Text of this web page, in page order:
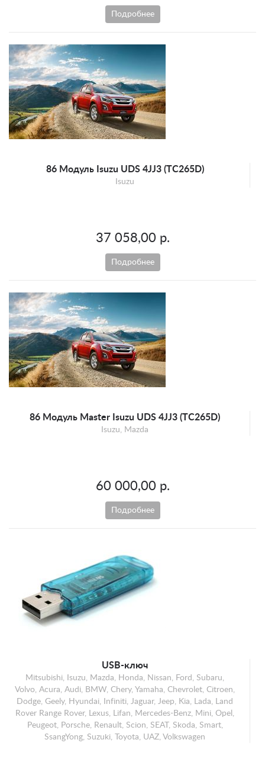
Подробнее
86 Модуль Isuzu UDS 4JJ3 (TC265D)
Isuzu
37 058,00 р.
Подробнее
86 Модуль Master Isuzu UDS 4JJ3 (TC265D)
Isuzu, Mazda
60 000,00 р.
Подробнее
USB-ключ
Mitsubishi, Isuzu, Mazda, Honda, Nissan, Ford, Subaru,
Volvo, Acura, Audi, BMW, Chery, Yamaha, Chevrolet, Citroen,
Dodge, Geely, Hyundai, Infiniti, Jaguar, Jeep, Kia, Lada, Land
Rover Range Rover, Lexus, Lifan, Mercedes-Benz, Mini, Opel,
Peugeot, Porsche, Renault, Scion, SEAT, Skoda, Smart,
SsangYong, Suzuki, Toyota, UAZ, Volkswagen